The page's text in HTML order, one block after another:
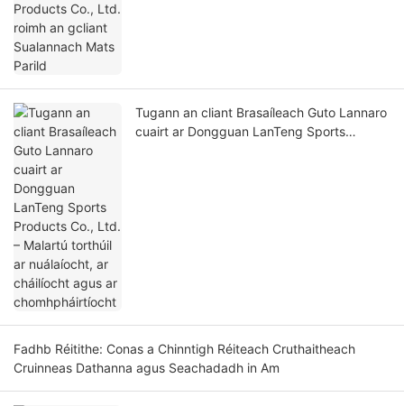
Tugann an cliant Brasaíleach Guto Lannaro
cuairt ar Dongguan LanTeng Sports
Fadhb Réitithe: Conas a Chinntigh Réiteach Cruthaitheach
Cruinneas Dathanna agus Seachadadh in Am